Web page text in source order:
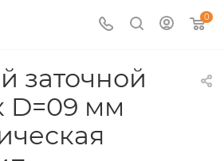
0
заточной
D=09 мм